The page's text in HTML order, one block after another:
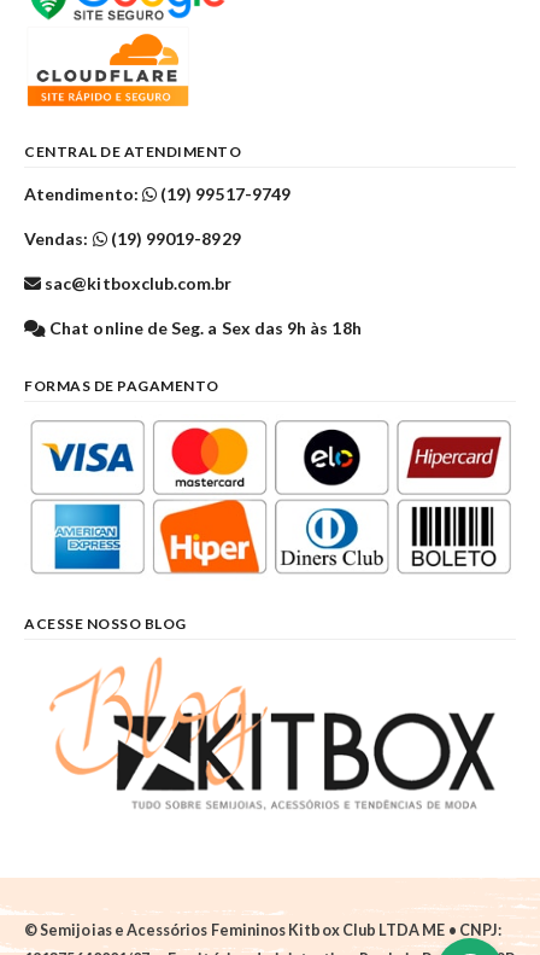
CENTRAL DE ATENDIMENTO
Atendimento: (19) 99517-9749
Vendas: (19) 99019-8929
sac@kitboxclub.com.br
Chat online de Seg. a Sex das 9h às 18h
FORMAS DE PAGAMENTO
ACESSE NOSSO BLOG
© Semijoias e Acessórios Femininos Kitbox Club LTDA ME • CNPJ: